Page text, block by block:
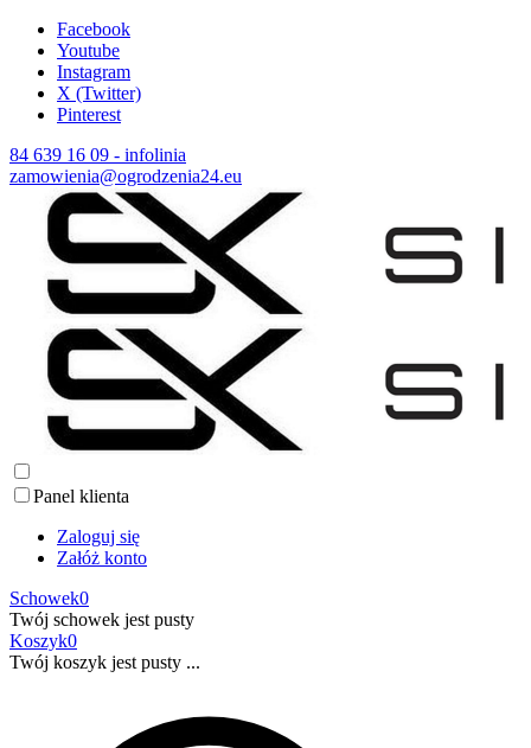
Facebook
Youtube
Instagram
X (Twitter)
Pinterest
84 639 16 09 - infolinia
zamowienia@ogrodzenia24.eu
Panel klienta
Zaloguj się
Załóż konto
Schowek0
Twój schowek jest pusty
Koszyk0
Twój koszyk jest pusty ...